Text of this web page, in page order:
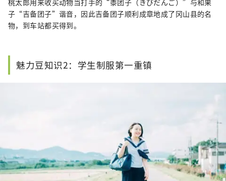
子“吉备团子”谐音，因此吉备团子顺利成章地成了冈山县的名
物，到车站都买得到。
魅力豆知识2：学生制服第一重镇